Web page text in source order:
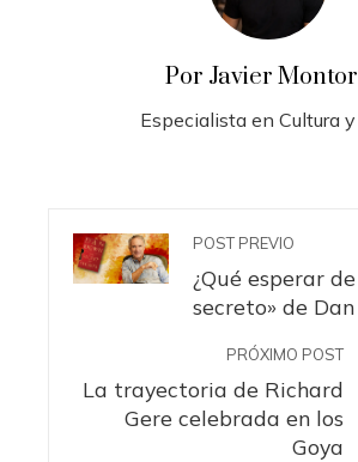
Por Javier
Especialista en Cultura
POST PREVIO
¿Qué esperar
secreto» de
PRÓXIMO POST
La trayectoria de Richard
Gere celebrada en los
Goya